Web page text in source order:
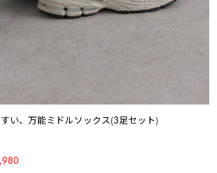
い、万能ミドルソックス(3足セット)